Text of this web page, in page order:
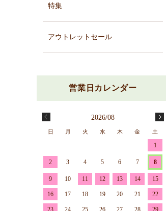
特集
アウトレットセール
2026/08
日 月 火 水 木 金 土
1
2 3 4 5 6 7 8
9 10 11 12 13 14 15
16 17 18 19 20 21 22
23 24 25 26 27 28 29